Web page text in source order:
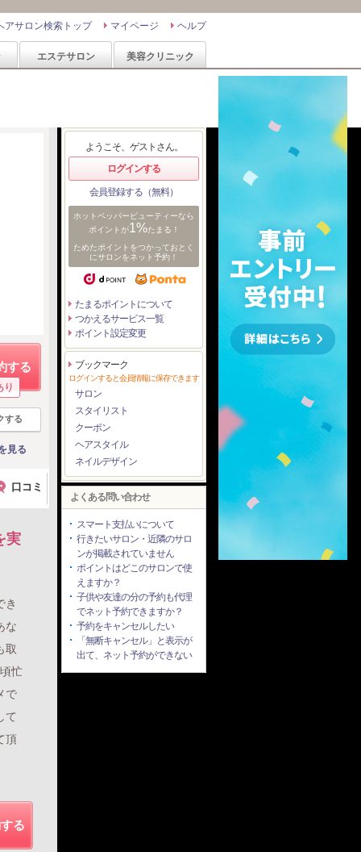
ヘルプ
マイページ
アサロン検索トップ
エステサロン 美容クリニック
する
り
する
見る
口コミ
実
き
な
取
忙
で
て
頂
る
ようこそ、ゲストさん。
ログインする
会員登録する（無料）
ホットペッパービューティーなら
ポイントが1%たまる！
ためたポイントをつかっておとく
にサロンをネット予約！
たまるポイントについて
つかえるサービス一覧
ポイント設定変更
ブックマーク
ログインすると会員情報に保存できます
サロン
スタイリスト
クーポン
ヘアスタイル
ネイルデザイン
よくある問い合わせ
スマート支払いについて
行きたいサロン・近隣のサロ
ンが掲載されていません
ポイントはどこのサロンで使
えますか？
子供や友達の分の予約も代理
でネット予約できますか？
予約をキャンセルしたい
「無断キャンセル」と表示が
出て、ネット予約ができない